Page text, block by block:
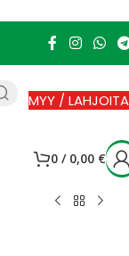
MYY / LAHJOITA
0 / 0,00 €